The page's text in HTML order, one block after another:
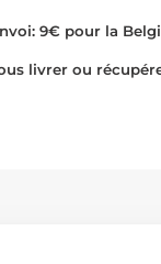
9€ pour la
livrer ou